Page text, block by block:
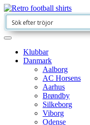
Klubbar
Danmark
Aalborg
AC Horsens
Aarhus
Brøndby
Silkeborg
Viborg
Odense